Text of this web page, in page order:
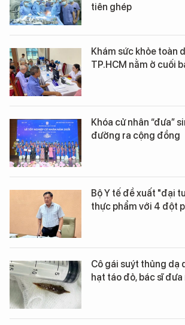
tiên ghép
Khám sức khỏe toàn
TP.HCM nằm ở cuối
Khóa cử nhân “đưa”
đường ra cộng đồng
Bộ Y tế đề xuất "đại
thực phẩm với 4 đột
Cô gái suýt thủng dạ
hạt táo đỏ, bác sĩ